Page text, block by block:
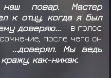
наш повар. Мастер
к отцу, когда я был
доверяю... – в голос
после чего он
—...доверял. Мы ведь
как-никак.